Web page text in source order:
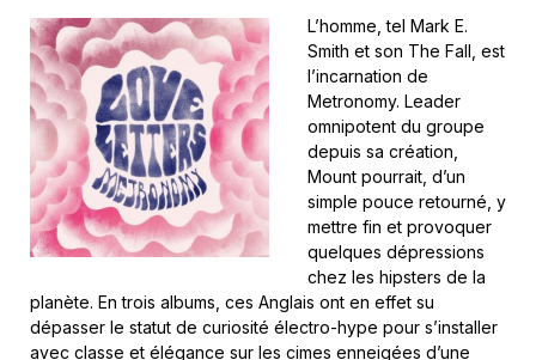
L’homme, tel Mark E.
Smith et son The Fall, est
l’incarnation de
Metronomy. Leader
omnipotent du groupe
depuis sa création,
Mount pourrait, d’un
simple pouce retourné, y
mettre fin et provoquer
quelques dépressions
chez les hipsters de la
planète. En trois albums, ces Anglais ont en effet su
dépasser le statut de curiosité électro-hype pour s’installer
avec classe et élégance sur les cimes enneigées d’une